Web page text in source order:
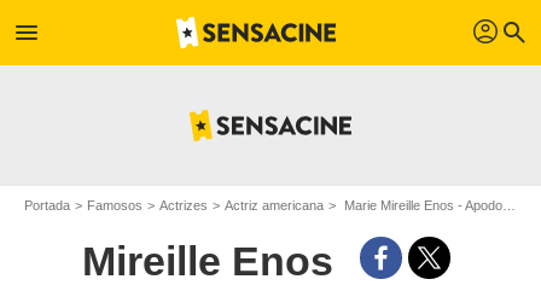
menu profil search
Portada Famosos Actrizes Actriz americana Marie Mireille Enos - Apodo : Mireille Enos
Mireille Enos